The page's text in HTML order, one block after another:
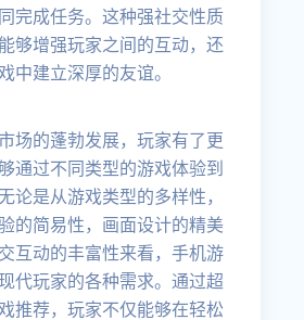
完成任务。这种强社交性质
够增强玩家之间的互动，还
中建立深厚的友谊。
场的蓬勃发展，玩家有了更
通过不同类型的游戏体验到
论是从游戏类型的多样性，
的简易性，画面设计的精美
互动的丰富性来看，手机游
代玩家的各种需求。通过超
推荐，玩家不仅能够在轻松